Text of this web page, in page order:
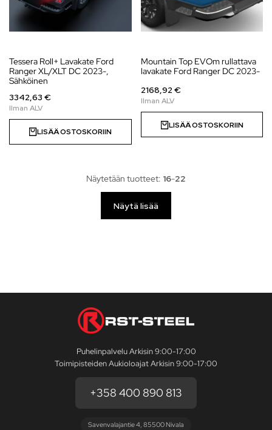
Tessera Roll+ Lavakate Ford
Ranger XL/XLT DC 2023-,
Sähköinen
3342,63 €
LISÄÄ OSTOSKORIIN
Mountain Top EVOm rullattava
lavakate Ford Ranger DC 2023-
2168,92 €
LISÄÄ OSTOSKORIIN
Näytetään tuotteet: 16-22
Näytä lisää
Puhelinpalvelu Arkisin 9:00-17:00
Toimipisteiden Aukioloajat Arkisin 9:00-17:00
+358 400 890 813
Savenvalajantie 4, 85500 Nivala